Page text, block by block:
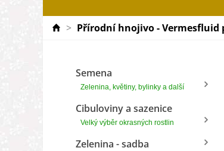
> Přírodní hnojivo - Vermesfluid
Semena
Zelenina, květiny, bylinky a další
Cibuloviny a sazenice
Velký výběr okrasných rostlin
Zelenina - sadba